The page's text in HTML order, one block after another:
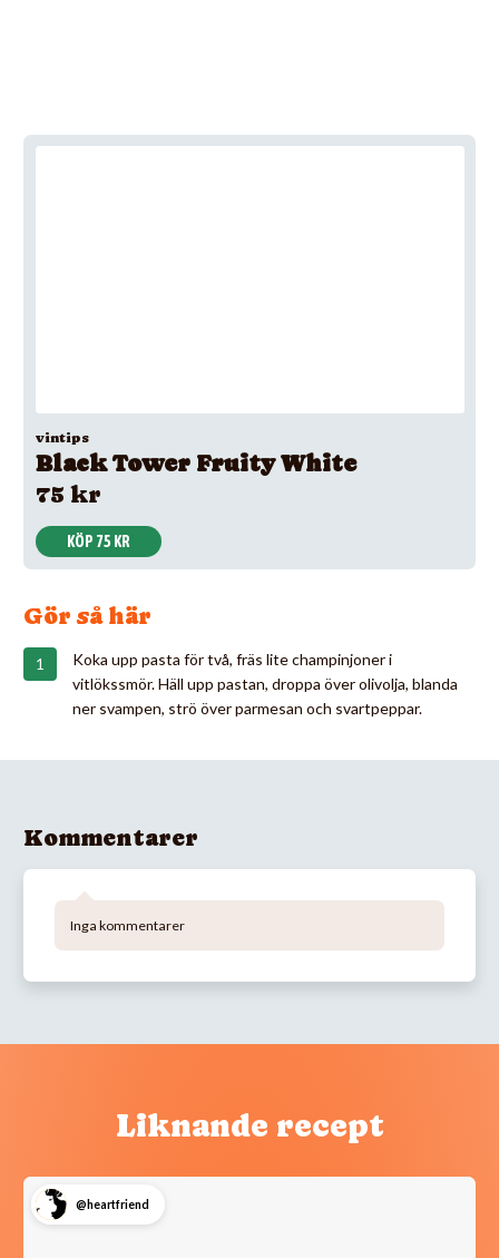
vintips
Black Tower Fruity White
75 kr
KÖP 75 KR
Gör så här
Koka upp pasta för två, fräs lite champinjoner i
vitlökssmör. Häll upp pastan, droppa över olivolja, blanda
ner svampen, strö över parmesan och svartpeppar.
Kommentarer
Inga kommentarer
Liknande recept
@heartfriend